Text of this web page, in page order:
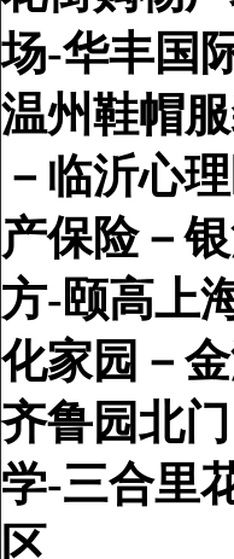
场-华丰国
温州鞋帽
－临沂心
产保险－
方-颐高上
化家园－
齐鲁园北
学-三合里
区